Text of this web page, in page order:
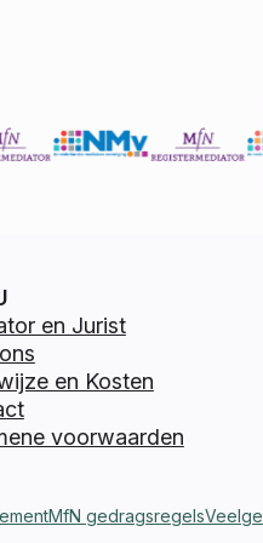
en Jurist
en Kosten
voorwaarden
MfN gedragsregels